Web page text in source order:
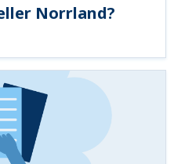
Norrland?